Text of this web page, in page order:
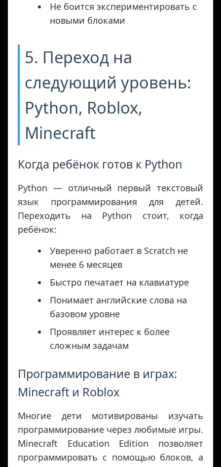
Не боится экспериментировать с
новыми блоками
5. Переход на
следующий уровень:
Python, Roblox,
Minecraft
Когда ребёнок готов к Python
Python — отличный первый текстовый
язык программирования для детей.
Переходить на Python стоит, когда
ребёнок:
Уверенно работает в Scratch не
менее 6 месяцев
Быстро печатает на клавиатуре
Понимает английские слова на
базовом уровне
Проявляет интерес к более
сложным задачам
Программирование в играх:
Minecraft и Roblox
Многие дети мотивированы изучать
программирование через любимые игры.
Minecraft Education Edition позволяет
программировать с помощью блоков, а